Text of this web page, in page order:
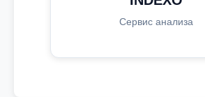
Сервис анализа